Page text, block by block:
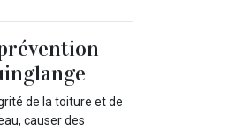
de la toiture et de
causer des